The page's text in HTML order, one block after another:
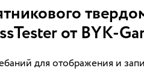
от BYK-
для отображения и